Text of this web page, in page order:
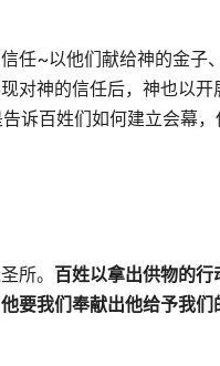
任~以他们献给神的金子
对神的信任后，神也以开
诉百姓们如何建立会幕，
所。 百姓以拿出供物的行
要我们奉献出他给予我们